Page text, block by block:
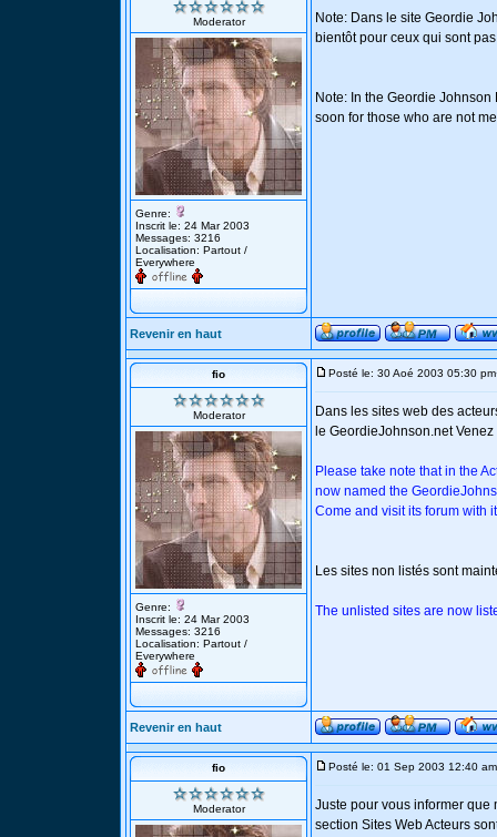
Moderator
Genre:
Inscrit le: 24 Mar 2003
Messages: 3216
Localisation: Partout /
Everywhere
Note: Dans le site Geordie
bientôt pour ceux qui sont
Note: In the Geordie
soon for those who are not
Revenir en haut
fio
Moderator
Genre:
Inscrit le: 24 Mar 2003
Messages: 3216
Localisation: Partout /
Everywhere
Posté le: 30 Aoé 2003 05:30 pm
Dans les sites web des
le GeordieJohnson.net
Please take note that in the
now named the
Come and visit its forum with
Les sites non listés sont
The unlisted sites are now
Revenir en haut
fio
Moderator
Posté le: 01 Sep 2003 12:40 am
Juste pour vous informer que
section Sites Web Acteurs